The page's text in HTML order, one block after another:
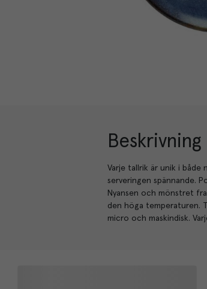
Beskrivning
Varje tallrik är unik i både
serveringen spännande.
Nyansen och mönstret
den höga temperaturen.
micro och maskindisk.